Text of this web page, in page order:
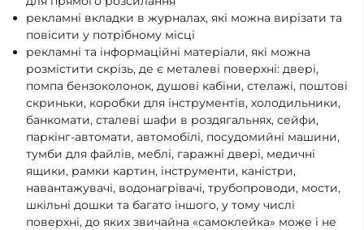
рекламні вкладки в журналах, які можна вирізати та
повісити у потрібному місці
рекламні та інформаційні матеріали, які можна
розмістити скрізь, де є металеві поверхні: двері,
помпа бензоколонок, душові кабіни, стелажі, поштові
скриньки, коробки для інструментів, холодильники,
банкомати, сталеві шафи в роздягальнях, сейфи,
паркінг-автомати, автомобілі, посудомийні машини,
тумби для файлів, меблі, гаражні двері, медичні
ящики, рамки картин, інструменти, каністри,
навантажувачі, водонагрівачі, трубопроводи, мости,
шкільні дошки та багато іншого, у тому числі
поверхні, до яких звичайна «самоклейка» може і не